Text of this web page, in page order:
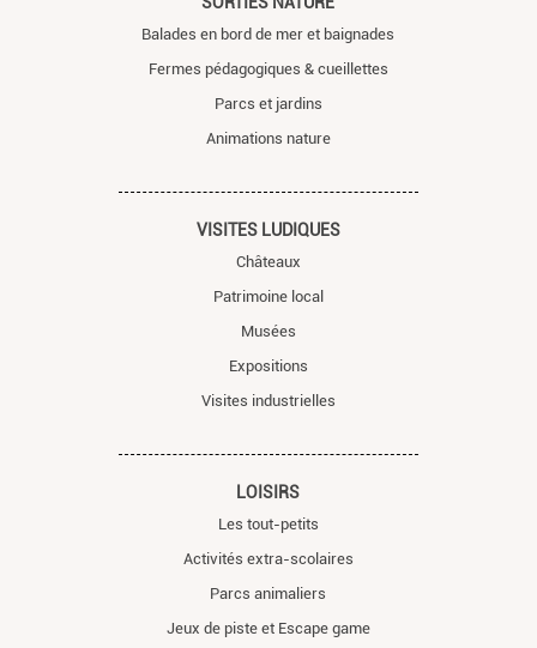
Balades en bord de mer et baignades
Fermes pédagogiques & cueillettes
Parcs et jardins
Animations nature
VISITES LUDIQUES
Châteaux
Patrimoine local
Musées
Expositions
Visites industrielles
LOISIRS
Les tout-petits
Activités extra-scolaires
Parcs animaliers
Jeux de piste et Escape game